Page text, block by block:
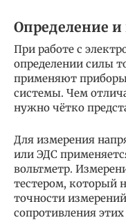
Определение
При работе с
определении силы
применяют
системы. Чем
нужно чётко
Для измерения
или ЭДС
вольтметр.
тестером, который
точности
сопротивления